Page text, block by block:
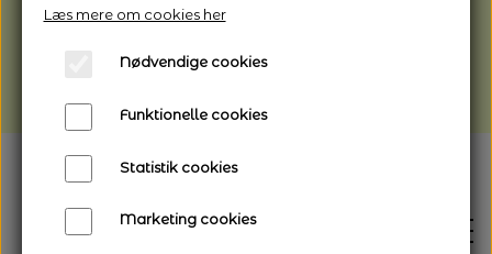
afhentning
Vi gør opmærksom på, at der kan være lidt
længere leveringstid
Læs mere om cookies her
Nødvendige cookies
Funktionelle cookies
Statistik cookies
Marketing cookies